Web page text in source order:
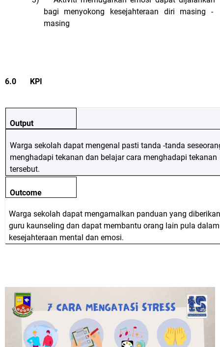
bagi menyokong kesejahteraan diri masing -
masing
6.0 KPI
Output
Warga sekolah dapat mengenal pasti tanda -tanda
menghadapi tekanan dan belajar cara menghadapi tekanan
tersebut.
Outcome
Warga sekolah dapat mengamalkan panduan yang
guru kaunseling dan dapat membantu orang lain pula dalam
kesejahteraan mental dan emosi.